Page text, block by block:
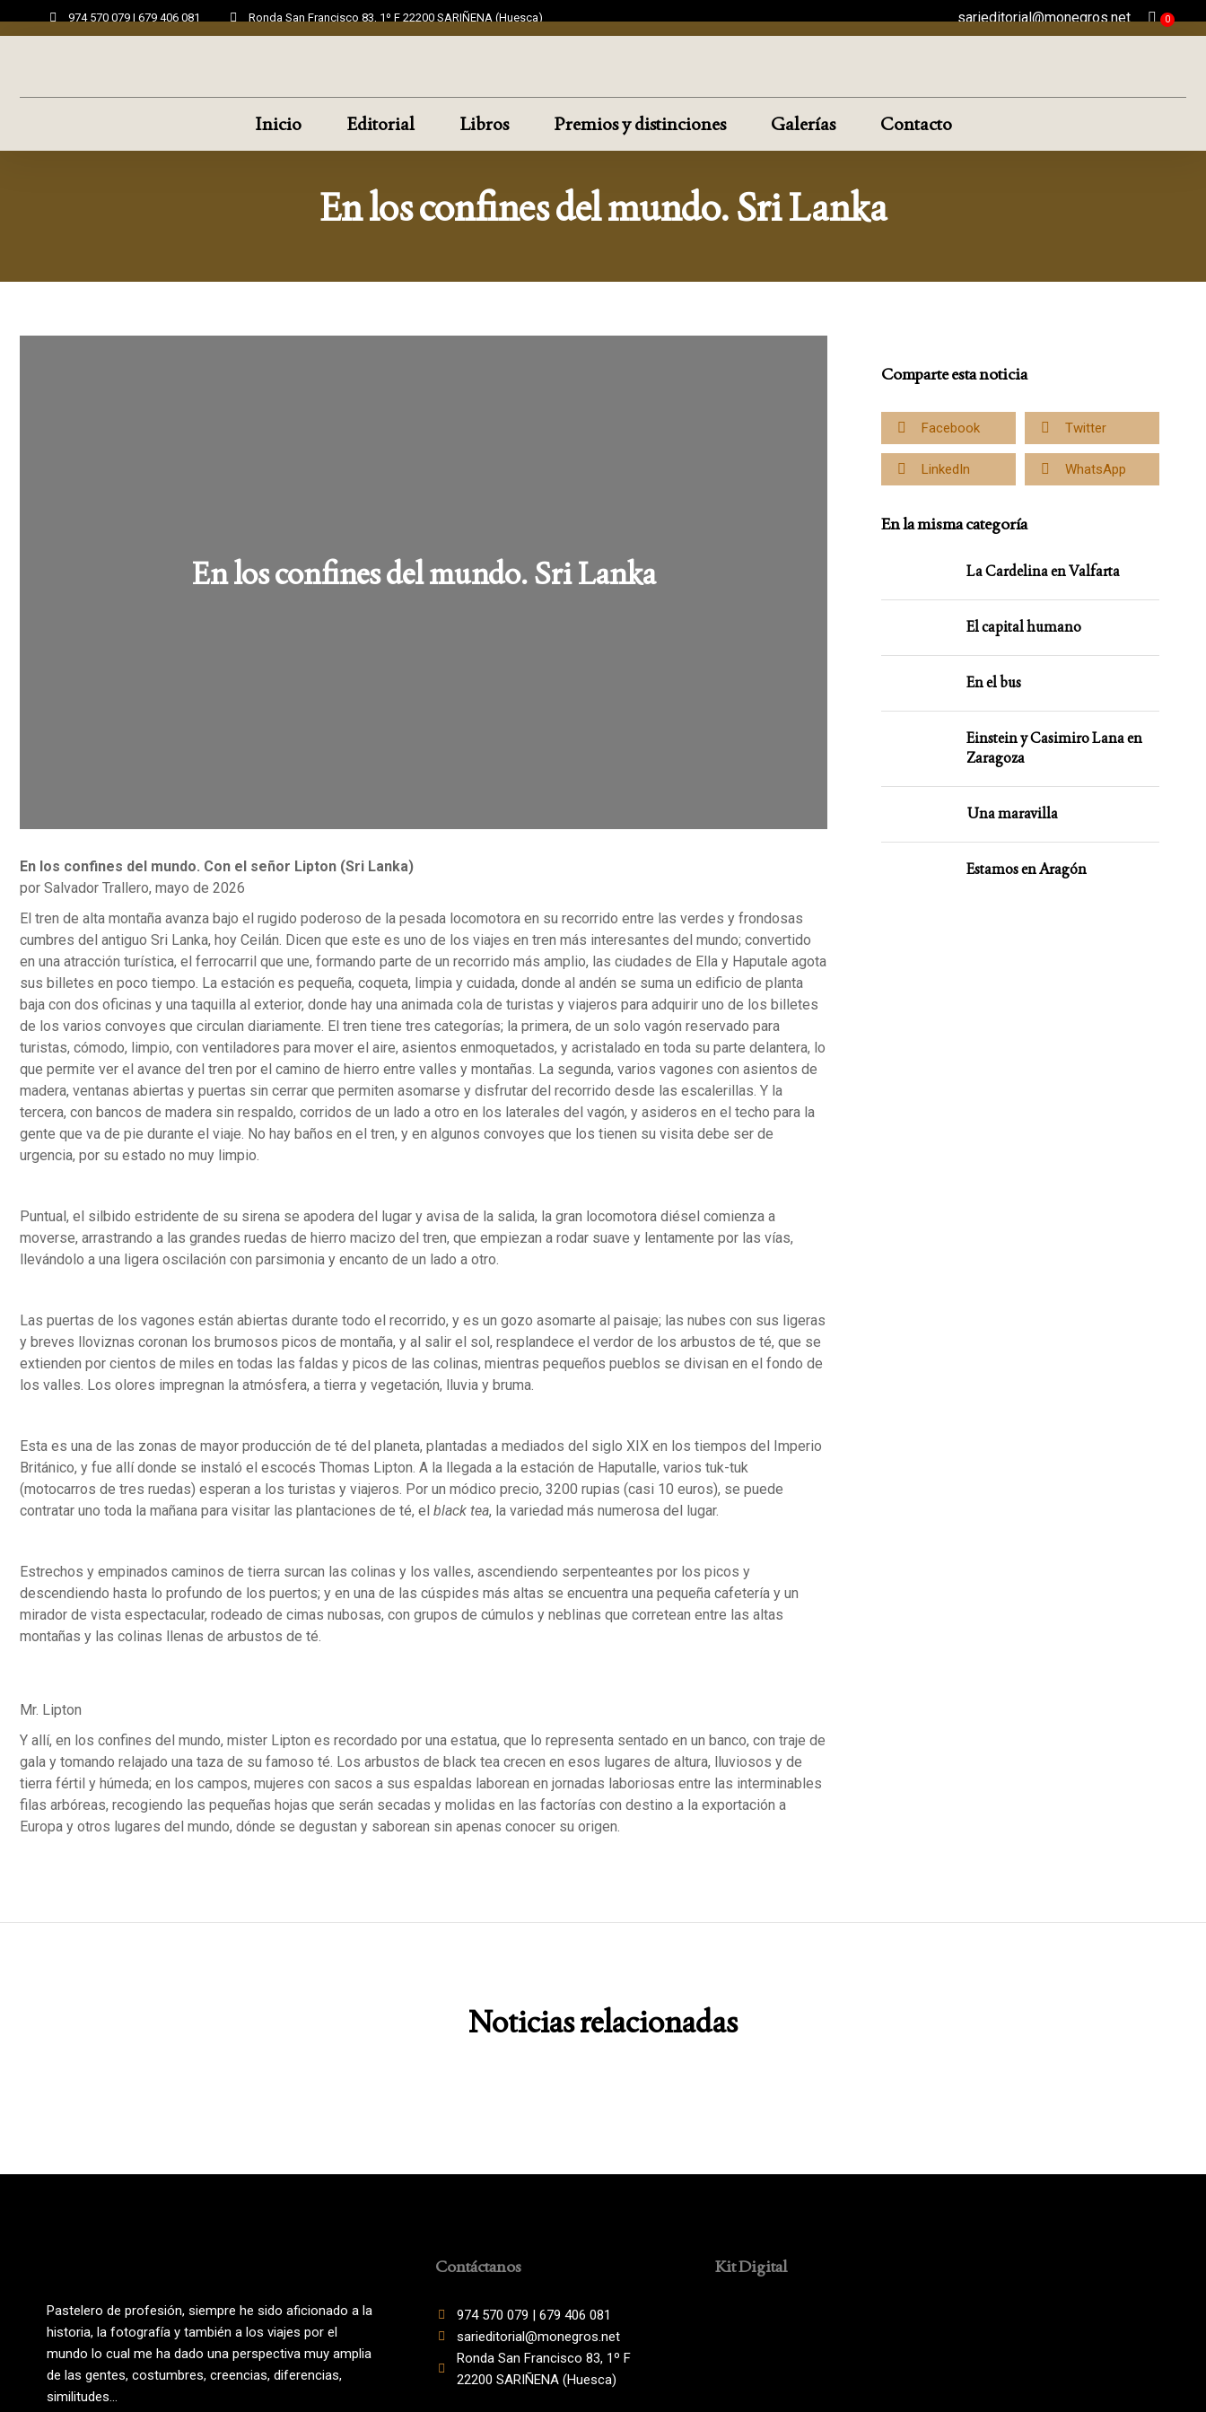
974 570 079 | 679 406 081 Ronda San Francisco 83, 1º F 22200 SARIÑENA (Huesca) sarieditorial@monegros.net
Inicio Editorial Libros Premios y distinciones Galerías Contacto
En los confines del mundo. Sri Lanka
En los confines del mundo. Sri Lanka
En los confines del mundo. Con el señor Lipton (Sri Lanka)
por Salvador Trallero, mayo de 2026
El tren de alta montaña avanza bajo el rugido poderoso de la pesada locomotora en su recorrido entre las verdes y frondosas
cumbres del antiguo Sri Lanka, hoy Ceilán. Dicen que este es uno de los viajes en tren más interesantes del mundo; convertido
en una atracción turística, el ferrocarril que une, formando parte de un recorrido más amplio, las ciudades de Ella y Haputale agota
sus billetes en poco tiempo. La estación es pequeña, coqueta, limpia y cuidada, donde al andén se suma un edificio de planta
baja con dos oficinas y una taquilla al exterior, donde hay una animada cola de turistas y viajeros para adquirir uno de los billetes
de los varios convoyes que circulan diariamente. El tren tiene tres categorías; la primera, de un solo vagón reservado para
turistas, cómodo, limpio, con ventiladores para mover el aire, asientos enmoquetados, y acristalado en toda su parte delantera, lo
que permite ver el avance del tren por el camino de hierro entre valles y montañas. La segunda, varios vagones con asientos de
madera, ventanas abiertas y puertas sin cerrar que permiten asomarse y disfrutar del recorrido desde las escalerillas. Y la
tercera, con bancos de madera sin respaldo, corridos de un lado a otro en los laterales del vagón, y asideros en el techo para la
gente que va de pie durante el viaje. No hay baños en el tren, y en algunos convoyes que los tienen su visita debe ser de
urgencia, por su estado no muy limpio.
Puntual, el silbido estridente de su sirena se apodera del lugar y avisa de la salida, la gran locomotora diésel comienza a
moverse, arrastrando a las grandes ruedas de hierro macizo del tren, que empiezan a rodar suave y lentamente por las vías,
llevándolo a una ligera oscilación con parsimonia y encanto de un lado a otro.
Las puertas de los vagones están abiertas durante todo el recorrido, y es un gozo asomarte al paisaje; las nubes con sus ligeras
y breves lloviznas coronan los brumosos picos de montaña, y al salir el sol, resplandece el verdor de los arbustos de té, que se
extienden por cientos de miles en todas las faldas y picos de las colinas, mientras pequeños pueblos se divisan en el fondo de
los valles. Los olores impregnan la atmósfera, a tierra y vegetación, lluvia y bruma.
Esta es una de las zonas de mayor producción de té del planeta, plantadas a mediados del siglo XIX en los tiempos del Imperio
Británico, y fue allí donde se instaló el escocés Thomas Lipton. A la llegada a la estación de Haputalle, varios tuk-tuk
(motocarros de tres ruedas) esperan a los turistas y viajeros. Por un módico precio, 3200 rupias (casi 10 euros), se puede
contratar uno toda la mañana para visitar las plantaciones de té, el black tea, la variedad más numerosa del lugar.
Estrechos y empinados caminos de tierra surcan las colinas y los valles, ascendiendo serpenteantes por los picos y
descendiendo hasta lo profundo de los puertos; y en una de las cúspides más altas se encuentra una pequeña cafetería y un
mirador de vista espectacular, rodeado de cimas nubosas, con grupos de cúmulos y neblinas que corretean entre las altas
montañas y las colinas llenas de arbustos de té.
Mr. Lipton
Y allí, en los confines del mundo, mister Lipton es recordado por una estatua, que lo representa sentado en un banco, con traje de
gala y tomando relajado una taza de su famoso té. Los arbustos de black tea crecen en esos lugares de altura, lluviosos y de
tierra fértil y húmeda; en los campos, mujeres con sacos a sus espaldas laborean en jornadas laboriosas entre las interminables
filas arbóreas, recogiendo las pequeñas hojas que serán secadas y molidas en las factorías con destino a la exportación a
Europa y otros lugares del mundo, dónde se degustan y saborean sin apenas conocer su origen.
Comparte esta noticia
Facebook Twitter
LinkedIn WhatsApp
En la misma categoría
La Cardelina en Valfarta
El capital humano
En el bus
Einstein y Casimiro Lana en
Zaragoza
Una maravilla
Estamos en Aragón
Noticias relacionadas
Pastelero de profesión, siempre he sido aficionado a la
historia, la fotografía y también a los viajes por el
mundo lo cual me ha dado una perspectiva muy amplia
de las gentes, costumbres, creencias, diferencias,
similitudes…
Contáctanos
974 570 079 | 679 406 081
sarieditorial@monegros.net
Ronda San Francisco 83, 1º F
22200 SARIÑENA (Huesca)
Kit Digital